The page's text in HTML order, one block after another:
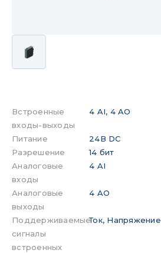
Встроенные
входы-выходы
4 AI, 4 AO
Питание
24В DC
Разрешение
14 бит
Аналоговые
входы
4 AI
Аналоговые
выходы
4 AO
Поддерживаемые
сигналы
встроенных
Ток, Напряжение